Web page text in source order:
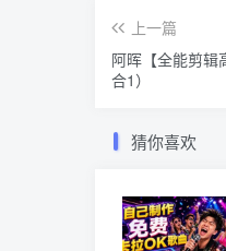
上一篇
阿晖【全能剪辑
合1）
猜你喜欢